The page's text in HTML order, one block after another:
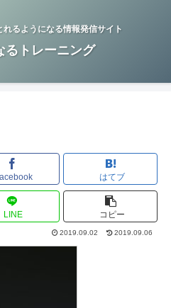
るようになる情報発信サイト
るトレーニング
はてブ
LINE コピー
2019.09.02 2019.09.06